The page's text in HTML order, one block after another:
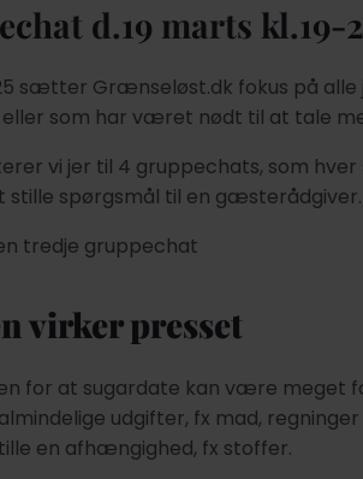
d.19 marts kl.19-
sætter Grænseløst.dk fokus på
som har været nødt til at tale
vi jer til 4 gruppechats, som
stille spørgsmål til en gæsterådgiver.
tredje gruppechat
virker presset
for at sugardate kan være meget
udgifter, fx mad,
en afhængighed, fx stoffer.